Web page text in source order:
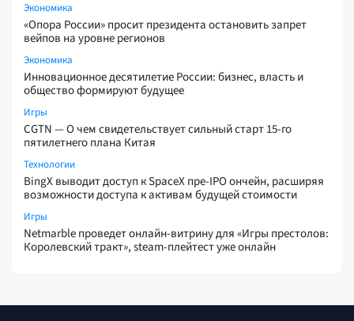
Экономика
«Опора России» просит президента остановить запрет
вейпов на уровне регионов
Экономика
Инновационное десятилетие России: бизнес, власть и
общество формируют будущее
Игры
CGTN — О чем свидетельствует сильный старт 15-го
пятилетнего плана Китая
Технологии
BingX выводит доступ к SpaceX пре-IPO ончейн, расширяя
возможности доступа к активам будущей стоимости
Игры
Netmarble проведет онлайн-витрину для «Игры престолов:
Королевский тракт», steam-плейтест уже онлайн